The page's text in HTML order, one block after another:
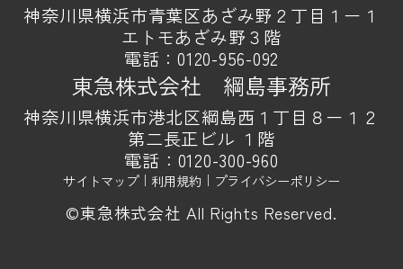
神奈川県横浜市青葉区あざみ野２丁目１ー１
エトモあざみ野３階
電話：0120-956-092
東急株式会社 綱島事務所
神奈川県横浜市港北区綱島西１丁目８ー１２
第二長正ビル １階
電話： 0120-300-960
サイトマップ｜ 利用規約 ｜ プライバシーポリシー
©東急株式会社 All Rights Reserved.